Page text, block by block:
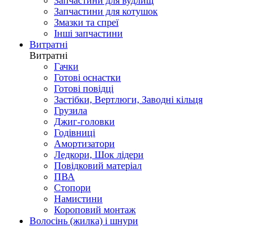
Запчастини для котушок
Змазки та спреї
Інші запчастини
Витратні
Витратні
Гачки
Готові оснастки
Готові повідці
Застібки, Вертлюги, Заводні кільця
Грузила
Джиг-головки
Годівниці
Амортизатори
Ледкори, Шок лідери
Повідковий матеріал
ПВА
Стопори
Намистини
Короповий монтаж
Волосінь (жилка) і шнури